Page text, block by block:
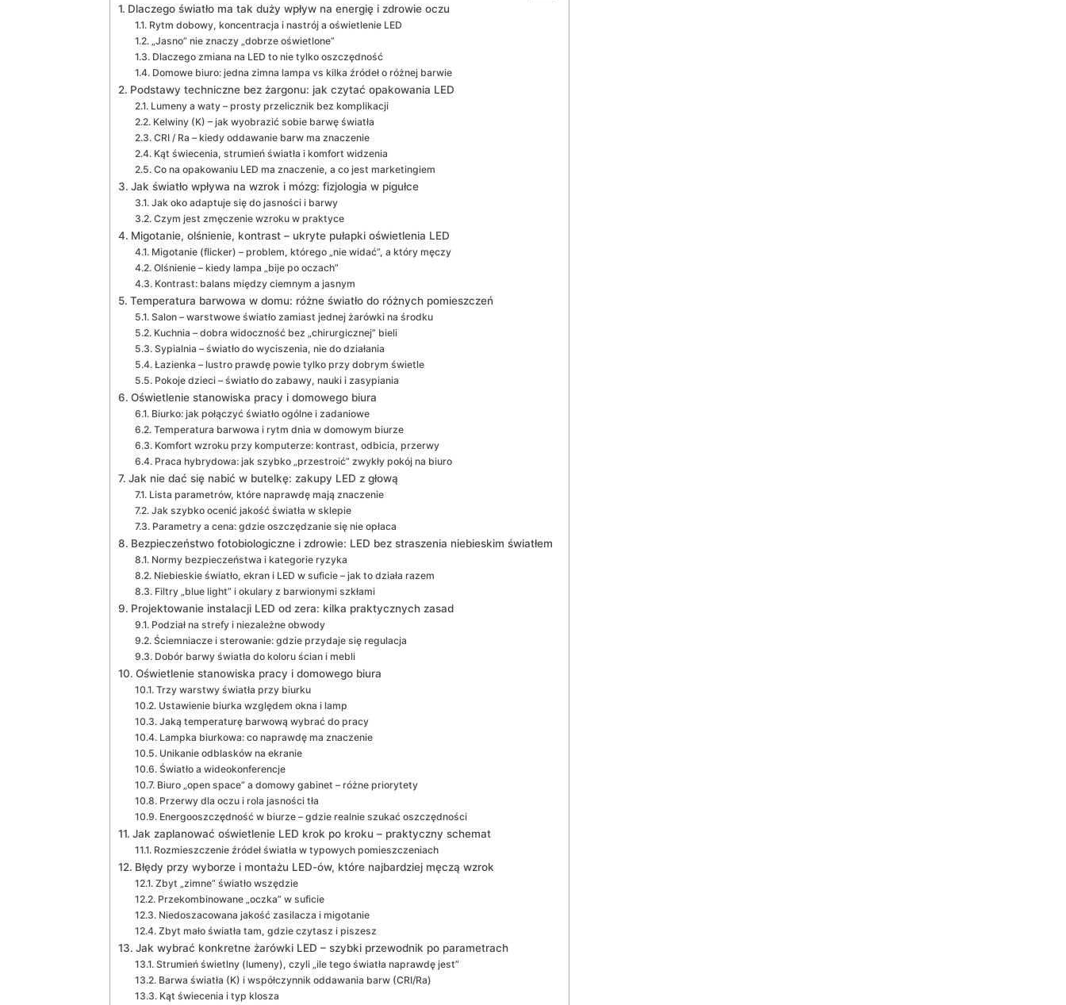
Dlaczego światło ma tak duży wpływ na energię i zdrowie oczu
Rytm dobowy, koncentracja i nastrój a oświetlenie LED
„Jasno” nie znaczy „dobrze oświetlone”
Dlaczego zmiana na LED to nie tylko oszczędność
Domowe biuro: jedna zimna lampa vs kilka źródeł o różnej barwie
Podstawy techniczne bez żargonu: jak czytać opakowania LED
Lumeny a waty – prosty przelicznik bez komplikacji
Kelwiny (K) – jak wyobrazić sobie barwę światła
CRI / Ra – kiedy oddawanie barw ma znaczenie
Kąt świecenia, strumień światła i komfort widzenia
Co na opakowaniu LED ma znaczenie, a co jest marketingiem
Jak światło wpływa na wzrok i mózg: fizjologia w pigułce
Jak oko adaptuje się do jasności i barwy
Czym jest zmęczenie wzroku w praktyce
Migotanie, olśnienie, kontrast – ukryte pułapki oświetlenia LED
Migotanie (flicker) – problem, którego „nie widać”, a który męczy
Olśnienie – kiedy lampa „bije po oczach”
Kontrast: balans między ciemnym a jasnym
Temperatura barwowa w domu: różne światło do różnych pomieszczeń
Salon – warstwowe światło zamiast jednej żarówki na środku
Kuchnia – dobra widoczność bez „chirurgicznej” bieli
Sypialnia – światło do wyciszenia, nie do działania
Łazienka – lustro prawdę powie tylko przy dobrym świetle
Pokoje dzieci – światło do zabawy, nauki i zasypiania
Oświetlenie stanowiska pracy i domowego biura
Biurko: jak połączyć światło ogólne i zadaniowe
Temperatura barwowa i rytm dnia w domowym biurze
Komfort wzroku przy komputerze: kontrast, odbicia, przerwy
Praca hybrydowa: jak szybko „przestroić” zwykły pokój na biuro
Jak nie dać się nabić w butelkę: zakupy LED z głową
Lista parametrów, które naprawdę mają znaczenie
Jak szybko ocenić jakość światła w sklepie
Parametry a cena: gdzie oszczędzanie się nie opłaca
Bezpieczeństwo fotobiologiczne i zdrowie: LED bez straszenia niebieskim światłem
Normy bezpieczeństwa i kategorie ryzyka
Niebieskie światło, ekran i LED w suficie – jak to działa razem
Filtry „blue light” i okulary z barwionymi szkłami
Projektowanie instalacji LED od zera: kilka praktycznych zasad
Podział na strefy i niezależne obwody
Ściemniacze i sterowanie: gdzie przydaje się regulacja
Dobór barwy światła do koloru ścian i mebli
Oświetlenie stanowiska pracy i domowego biura
Trzy warstwy światła przy biurku
Ustawienie biurka względem okna i lamp
Jaką temperaturę barwową wybrać do pracy
Lampka biurkowa: co naprawdę ma znaczenie
Unikanie odblasków na ekranie
Światło a wideokonferencje
Biuro „open space” a domowy gabinet – różne priorytety
Przerwy dla oczu i rola jasności tła
Energooszczędność w biurze – gdzie realnie szukać oszczędności
Jak zaplanować oświetlenie LED krok po kroku – praktyczny schemat
Rozmieszczenie źródeł światła w typowych pomieszczeniach
Błędy przy wyborze i montażu LED-ów, które najbardziej męczą wzrok
Zbyt „zimne” światło wszędzie
Przekombinowane „oczka” w suficie
Niedoszacowana jakość zasilacza i migotanie
Zbyt mało światła tam, gdzie czytasz i piszesz
Jak wybrać konkretne żarówki LED – szybki przewodnik po parametrach
Strumień świetlny (lumeny), czyli „ile tego światła naprawdę jest”
Barwa światła (K) i współczynnik oddawania barw (CRI/Ra)
Kąt świecenia i typ klosza